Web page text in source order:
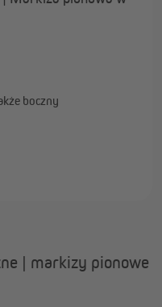
boczny
| markizy pionowe